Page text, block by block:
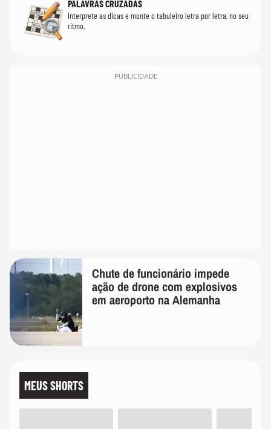
PALAVRAS CRUZADAS
Interprete as dicas e monte o tabuleiro letra por letra, no seu
ritmo.
PUBLICIDADE
Chute de funcionário impede
ação de drone com explosivos
em aeroporto na Alemanha
MEUS SHORTS